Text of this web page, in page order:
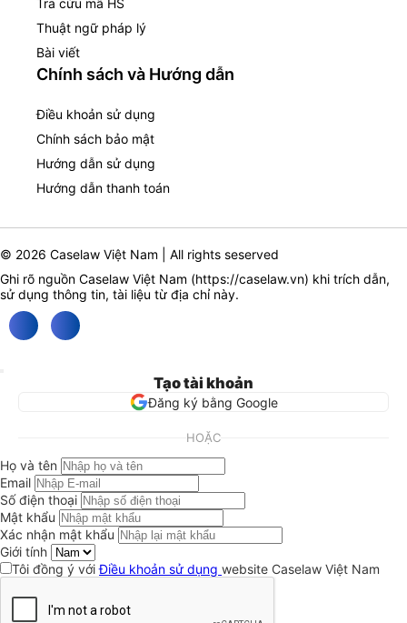
Tra cứu mã HS
Thuật ngữ pháp lý
Bài viết
Chính sách và Hướng dẫn
Điều khoản sử dụng
Chính sách bảo mật
Hướng dẫn sử dụng
Hướng dẫn thanh toán
© 2026 Caselaw Việt Nam | All rights seserved
Ghi rõ nguồn Caselaw Việt Nam (https://caselaw.vn) khi trích dẫn,
sử dụng thông tin, tài liệu từ địa chỉ này.
Tạo tài khoản
Đăng ký bằng Google
HOẶC
Họ và tên
Email
Số điện thoại
Mật khẩu
Xác nhận mật khẩu
Giới tính
Tôi đồng ý vớiĐiều khoản sử dụng website Caselaw Việt Nam